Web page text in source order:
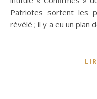
Patriotes sortent les
révélé ; il y a eu un plan